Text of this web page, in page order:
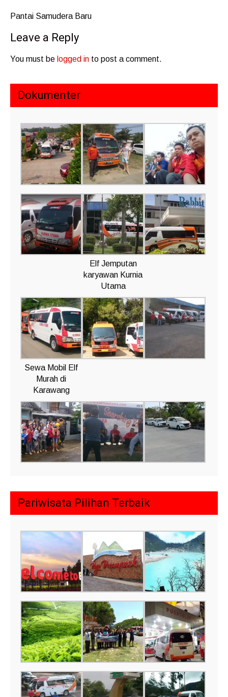
Pantai Samudera Baru
Leave a Reply
You must be logged in to post a comment.
Dokumenter
Elf Jemputan
karyawan Kurnia
Utama
Sewa Mobil Elf
Murah di
Karawang
Pariwisata Pilihan Terbaik